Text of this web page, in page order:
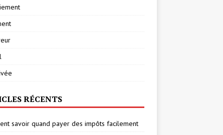
RÉCENTS
savoir quand payer des impôts facilement